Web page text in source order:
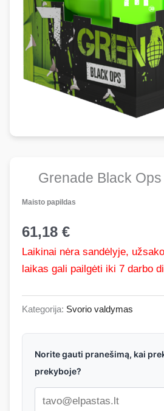
Grenade Black
Maisto papildas
61,18 €
Laikinai nėra sandėlyje,
laikas gali pailgėti iki 7 darbo
Kategorija: Svorio valdymas
Norite gauti pranešimą, kai
prekyboje?